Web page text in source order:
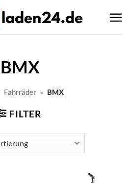
BMX
Fahrräder » BMX
FILTER